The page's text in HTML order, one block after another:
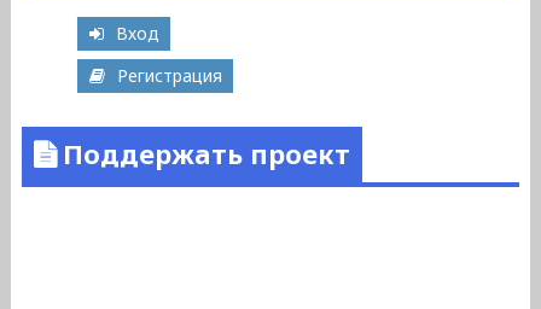
Вход
Регистрация
Поддержать проект